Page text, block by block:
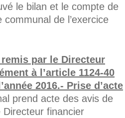
le bilan et le compte de
de l’exercice
par le Directeur
à l’article 1124-40
2016.- Prise d’acte
prend acte des avis de
Directeur financier